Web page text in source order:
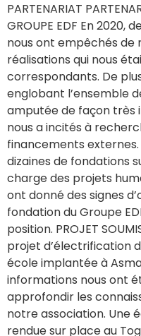
PARTENARIAT
GROUPE EDF En
nous ont empêchés
réalisations qui nous
correspondants. De
englobant l’ensemble
amputée de façon
nous a incités à
financements externes.
dizaines de fondations
charge des projets
ont donné des signes
fondation du Groupe
position. PROJET
projet d’électrification
école implantée à
informations nous ont
approfondir les
notre association. Une
rendue sur place au